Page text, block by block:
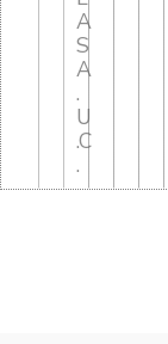
A
S
A
.
U
.C
.